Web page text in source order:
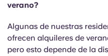
verano?
Algunas de nuestras
ofrecen alquileres de
pero esto depende de la